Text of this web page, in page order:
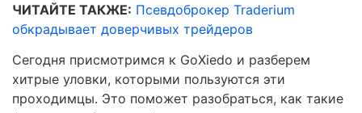
ЧИТАЙТЕ ТАКЖЕ: Псевдоброкер Traderium
обкрадывает доверчивых трейдеров
Сегодня присмотримся к GoXiedo и разберем
хитрые уловки, которыми пользуются эти
проходимцы. Это поможет разобраться, как такие